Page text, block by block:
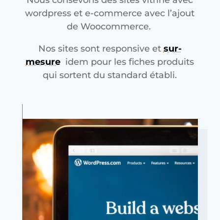
wordpress et e-commerce avec l’ajout
de Woocommerce.
Nos sites sont responsive et sur-
mesure idem pour les fiches produits
qui sortent du standard établi.